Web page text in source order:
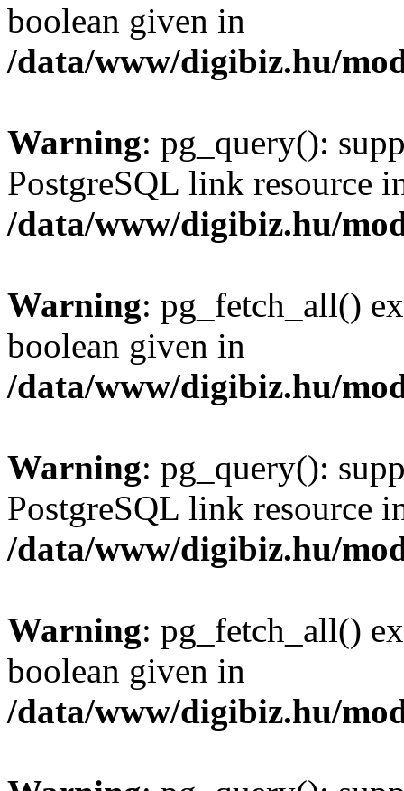
boolean given in
/data/www/digibiz.hu/
Warning: pg_query():
PostgreSQL link resource
/data/www/digibiz.hu/
Warning: pg_fetch_all()
boolean given in
/data/www/digibiz.hu/
Warning: pg_query():
PostgreSQL link resource
/data/www/digibiz.hu/
Warning: pg_fetch_all()
boolean given in
/data/www/digibiz.hu/